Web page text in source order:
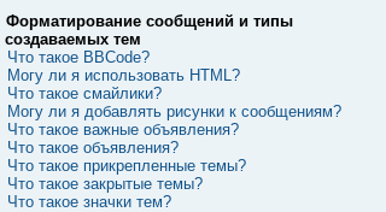
Форматирование сообщений и типы
создаваемых тем
Что такое BBCode?
Могу ли я использовать HTML?
Что такое смайлики?
Могу ли я добавлять рисунки к сообщениям?
Что такое важные объявления?
Что такое объявления?
Что такое прикрепленные темы?
Что такое закрытые темы?
Что такое значки тем?